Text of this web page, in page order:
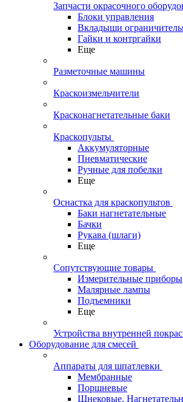
Запчасти окрасочного
Блоки управления
Вкладыши
Гайки и контргайки
Еще
Разметочные машины
Краскоизмельчители
Красконагнетательные баки
Краскопульты
Аккумуляторные
Пневматические
Ручные для побелки
Еще
Оснастка для краскопультов
Баки нагнетательные
Бачки
Рукава (шлаги)
Еще
Сопутствующие товары
Измерительные приборы
Малярные лампы
Подъемники
Еще
Устройства внутренней
Оборудование для смесей
Аппараты для шпатлевки
Мембранные
Поршневые
Шнековые.